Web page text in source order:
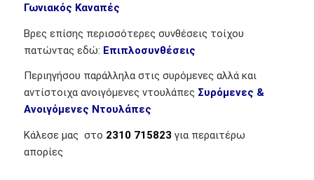
Γωνιακός Καναπές
Βρες επίσης περισσότερες συνθέσεις τοίχου
πατώντας εδώ: Επιπλοσυνθέσεις
Περιηγήσου παράλληλα στις συρόμενες αλλά και
αντίστοιχα ανοιγόμενες ντουλάπες Συρόμενες &
Ανοιγόμενες Ντουλάπες
Κάλεσε μας στο 2310 715823 για περαιτέρω
απορίες